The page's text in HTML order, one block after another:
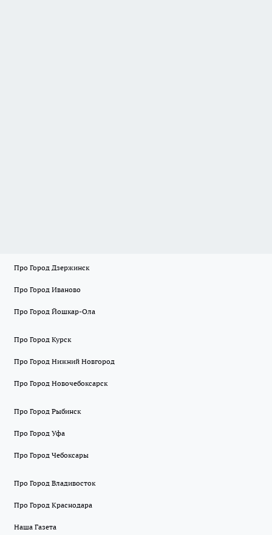
Про Город Дзержинск
Про Город Иваново
Про Город Йошкар-Ола
Про Город Курск
Про Город Нижний Новгород
Про Город Новочебоксарск
Про Город Рыбинск
Про Город Уфа
Про Город Чебоксары
Про Город Владивосток
Про Город Краснодара
Наша Газета